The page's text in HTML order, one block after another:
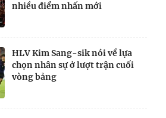
nhiều điểm nhấn mới
HLV Kim Sang-sik nói về lựa
chọn nhân sự ở lượt trận cuối
vòng bảng